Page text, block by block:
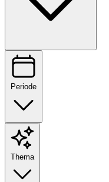
Periode
Thema